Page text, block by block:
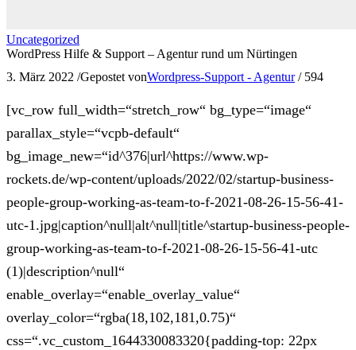
Uncategorized
WordPress Hilfe & Support – Agentur rund um Nürtingen
3. März 2022 /Gepostet vonWordpress-Support - Agentur / 594
[vc_row full_width=“stretch_row“ bg_type=“image“
parallax_style=“vcpb-default“
bg_image_new=“id^376|url^https://www.wp-
rockets.de/wp-content/uploads/2022/02/startup-business-
people-group-working-as-team-to-f-2021-08-26-15-56-41-
utc-1.jpg|caption^null|alt^null|title^startup-business-people-
group-working-as-team-to-f-2021-08-26-15-56-41-utc
(1)|description^null“
enable_overlay=“enable_overlay_value“
overlay_color=“rgba(18,102,181,0.75)“
css=“.vc_custom_1644330083320{padding-top: 22px